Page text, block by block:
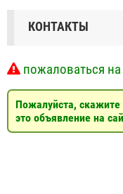
КОНТАКТЫ
пожаловаться
Пожалуйста,
это объявление на